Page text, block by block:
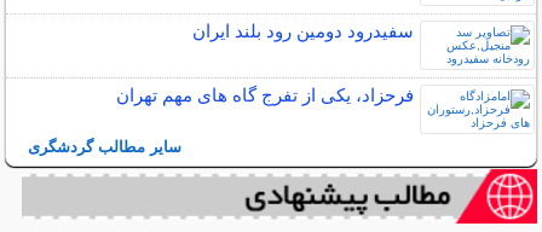
سفیدرود دومین رود بلند ایران
فرحزاد، یکی از تفرج گاه های مهم تهران
سایر مطالب گردشگری